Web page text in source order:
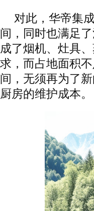
对此，华帝集
间，同时也满足
成了烟机、灶具
求，而占地面积
间，无须再为了
厨房的维护成本。